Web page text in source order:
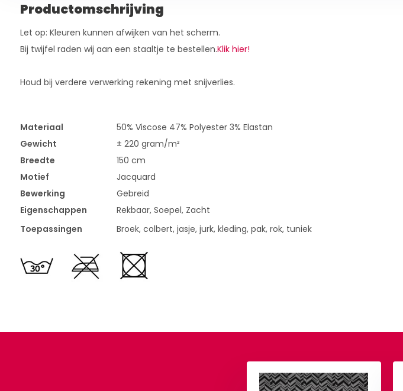
Productomschrijving
Let op: Kleuren kunnen afwijken van het scherm.
Bij twijfel raden wij aan een staaltje te bestellen.Klik hier!
Houd bij verdere verwerking rekening met snijverlies.
Materiaal
50% Viscose 47% Polyester 3% Elastan
Gewicht
± 220 gram/m²
Breedte
150 cm
Motief
Jacquard
Bewerking
Gebreid
Eigenschappen
Rekbaar, Soepel, Zacht
Toepassingen
Broek, colbert, jasje, jurk, kleding, pak, rok, tuniek